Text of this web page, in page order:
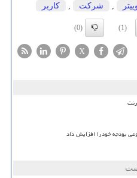
شركت كاربر
(1)
(0)
X
بودجه خودرا افزایش داد